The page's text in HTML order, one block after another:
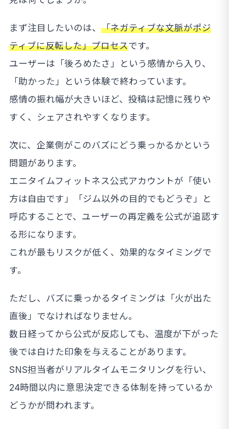
まず注目したいのは、 「ネガティブな文脈がポジ
ティブに反転した」プロセスです。
ユーザーは「後ろめたさ」という感情から入り、
「助かった」という体験で終わっています。
感情の振れ幅が大きいほど、投稿は記憶に残りや
すく、シェアされやすくなります。
次に、企業側がこのバズにどう乗っかるかという
問題があります。
エニタイムフィットネス公式アカウントが「使い
方は自由です」「ジム以外の目的でもどうぞ」と
呼応することで、ユーザーの再定義を公式が追認す
る形になります。
これが最もリスクが低く、効果的なタイミングで
す。
ただし、バズに乗っかるタイミングは「火が出た
直後」でなければなりません。
数日経ってから公式が反応しても、温度が下がった
後では白けた印象を与えることがあります。
SNS担当者がリアルタイムモニタリングを行い、
24時間以内に意思決定できる体制を持っているか
どうかが問われます。